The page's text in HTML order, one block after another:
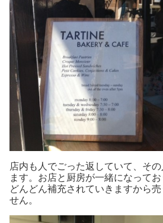
店内も人でごった返していて、そ
ます。お店と厨房が一緒になってお
どんどん補充されていきますから
せん。